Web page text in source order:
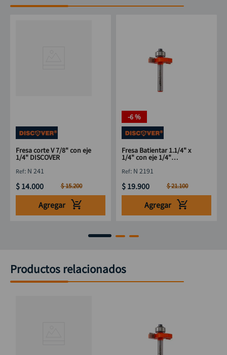
Fresa corte V 7/8" con eje
1/4" DISCOVER
: N 241
$ 14.000 $15.200
Agregar
-6 %
Fresa Batientar 1.1/4" x
1/4" con eje 1/4"
: N 2191
$ 19.900 $21.100
Agregar
Productos relacionados